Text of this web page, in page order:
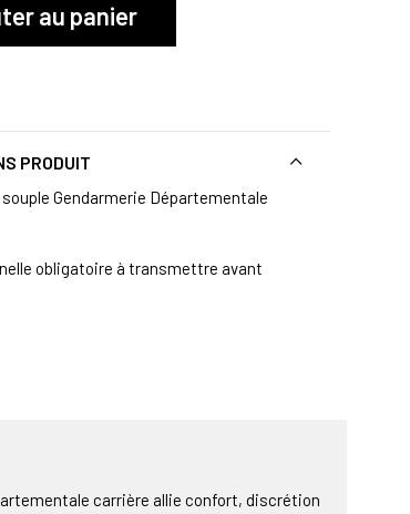
au panier
PRODUIT
Gendarmerie Départementale
obligatoire à transmettre avant
carrière allie confort, discrétion